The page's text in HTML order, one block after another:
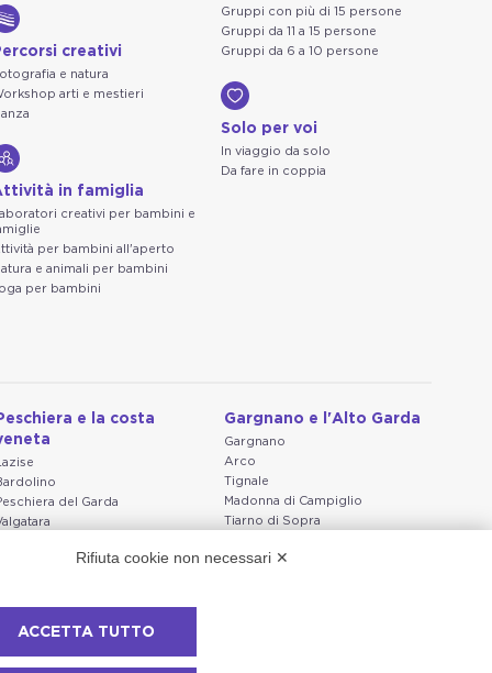
creativi
e natura
arti e mestieri
in famiglia
creativi per bambini e
per bambini all'aperto
e animali per bambini
per bambini
Gruppi con più di 15 persone
Gruppi da 11 a 15 persone
Gruppi da 6 a 10 persone
Solo per voi
In viaggio da solo
Da fare in coppia
e la costa
del Garda
sul Mincio
del Garda
Gargnano e l'Alto Garda
Gargnano
Arco
Tignale
Madonna di Campiglio
Tiarno di Sopra
Nago-Torbole
Rifiuta cookie non necessari ✕
ACCETTA TUTTO